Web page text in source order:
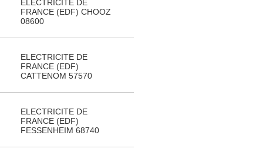
ELECTRICITE DE
FRANCE (EDF) CHOOZ
08600
ELECTRICITE DE
FRANCE (EDF)
CATTENOM 57570
ELECTRICITE DE
FRANCE (EDF)
FESSENHEIM 68740